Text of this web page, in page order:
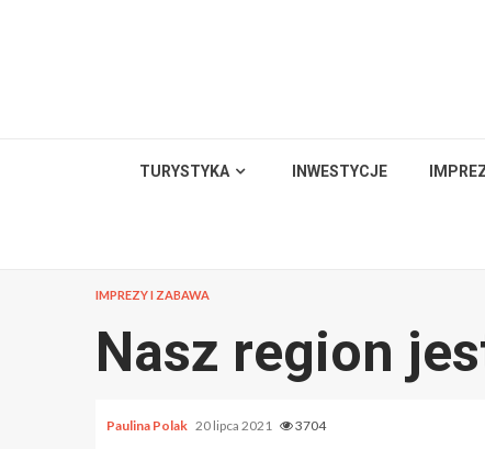
TURYSTYKA INWESTYCJE
IMPREZY I ZABAWA
Nasz region
Paulina Polak 20 lipca 2021 3704